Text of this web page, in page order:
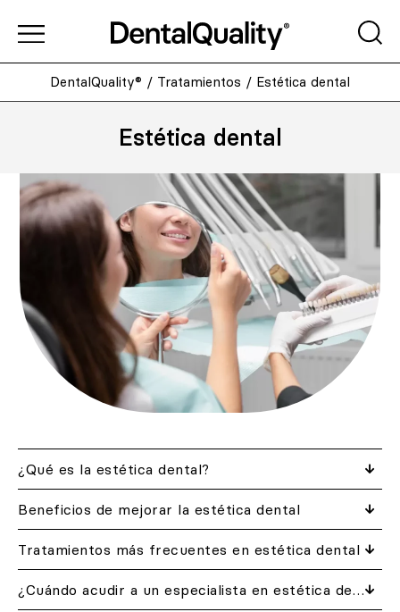
DentalQuality® / Tratamientos / Estética dental
Estética dental
¿Qué es la estética dental?
Beneficios de mejorar la estética dental
Tratamientos más frecuentes en estética dental
¿Cuándo acudir a un especialista en estética dental?